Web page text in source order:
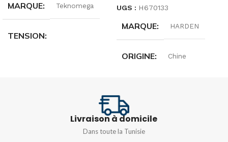
MARQUE Teknomega
TENSION
UGS : H670133
MARQUE HARDEN
ORIGINE Chine
SECTION
Livraison à domicile
Dans toute la Tunisie